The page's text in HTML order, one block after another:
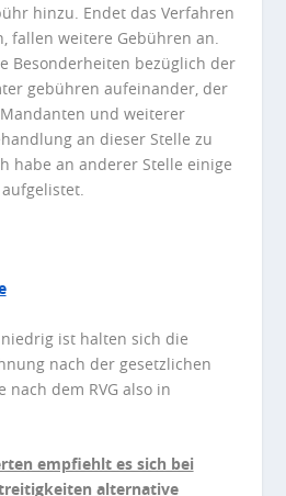
hinzu. Endet das Verfahren
fallen weitere Gebühren an.
Besonderheiten bezüglich der
gebühren aufeinander, der
und weiterer
an dieser Stelle zu
habe an anderer Stelle einige
ist halten sich die
nach der gesetzlichen
dem RVG also in
empfiehlt es sich bei
alternative